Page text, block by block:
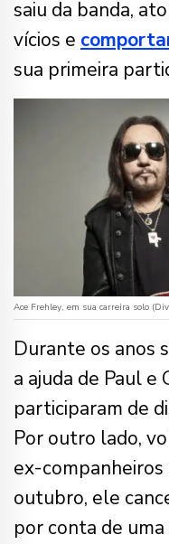
saiu da banda,
vícios e
sua primeira
Ace Frehley, em sua carreira solo
Durante os anos
a ajuda de Paul e
participaram de
Por outro lado,
ex-companheiros
outubro, ele
por conta de